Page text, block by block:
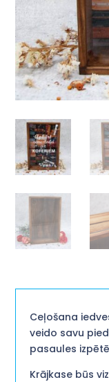
Ceļošana
veido savu
pasaules
Krājkase būs